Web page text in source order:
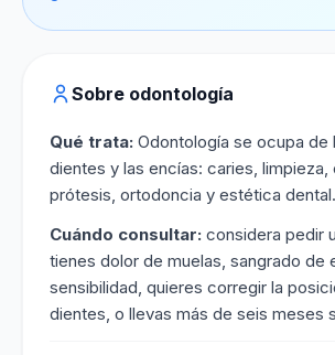
Sobre odontología
Qué trata: Odontología se ocupa de
dientes y las encías: caries, limpieza,
prótesis, ortodoncia y estética dental.
Cuándo consultar: considera pedir
tienes dolor de muelas, sangrado de
sensibilidad, quieres corregir la
dientes, o llevas más de seis meses